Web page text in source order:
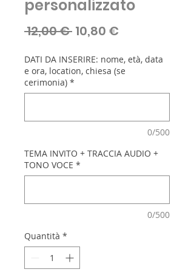
personalizzato
12,00 € Prezzo
10,80 €
DATI DA INSERIRE: nome, età, data
e ora, location, chiesa (se
cerimonia) *
0/500
TEMA INVITO + TRACCIA AUDIO +
TONO VOCE *
0/500
Quantità *